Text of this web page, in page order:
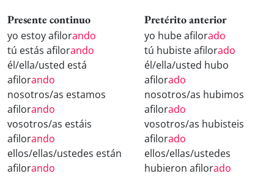
Presente continuo
yo estoy afilorando
tú estás afilorando
él/ella/usted está
afilorando
nosotros/as estamos
afilorando
vosotros/as estáis
afilorando
ellos/ellas/ustedes están
afilorando
Pretérito anterior
yo hube afilorado
tú hubiste afilorado
él/ella/usted hubo
afilorado
nosotros/as hubimos
afilorado
vosotros/as hubisteis
afilorado
ellos/ellas/ustedes
hubieron afilorado